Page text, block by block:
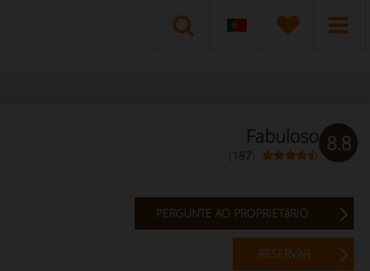
Fabuloso
( 187) 8.8
PERGUNTE AO PROPRIETáRIO
RESERVAR